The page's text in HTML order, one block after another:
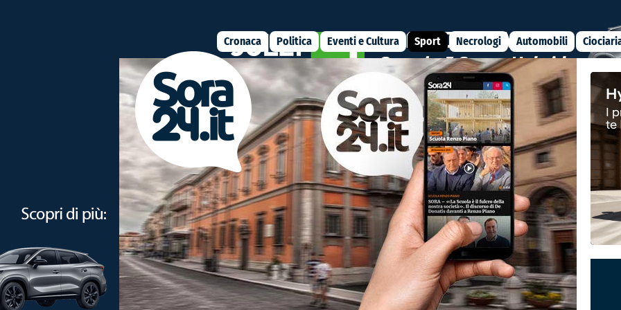
Cronaca Politica Eventi e Cultura Sport Necrologi Automobili